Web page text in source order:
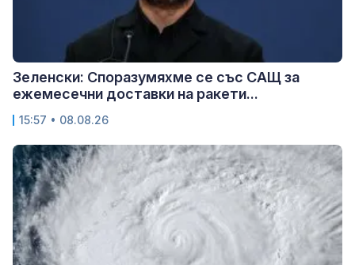
Зеленски: Споразумяхме се със САЩ за
ежемесечни доставки на ракети...
15:57 • 08.08.26